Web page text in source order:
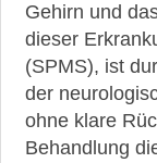
Gehirn und
dieser
(SPMS), ist
der
ohne klare
Behandlung